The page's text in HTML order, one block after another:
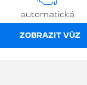
automatická
ZOBRAZIT VŮZ